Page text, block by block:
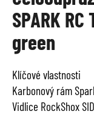
je
0,0
z
5
hvězdiček.
SPARK
green
Klíčové vlastnosti
Karbonový rám
Vidlice RockShox
?
HLEDAT